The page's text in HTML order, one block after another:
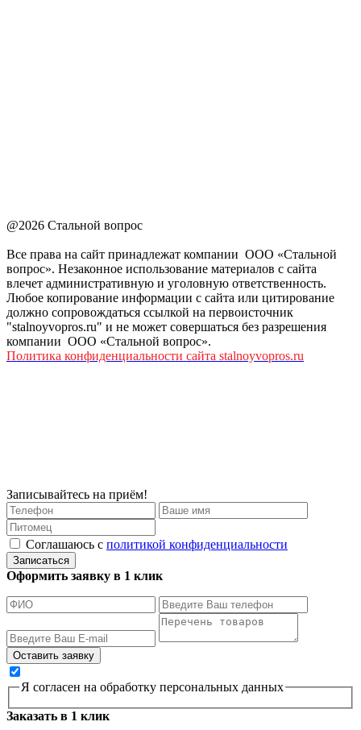
@2026 Стальной вопрос
Все права на сайт принадлежат компании ООО «Стальной
вопрос». Незаконное использование материалов с сайта
влечет административную и уголовную ответственность.
Любое копирование информации с сайта или цитирование
должно сопровождаться ссылкой на первоисточник
"stalnoyvopros.ru" и не может совершаться без разрешения
компании ООО «Стальной вопрос».
Политика конфиденциальности сайта stalnoyvopros.ru
Записывайтесь на приём!
Соглашаюсь с политикой конфиденциальности
Записаться
Оформить заявку в 1 клик
Я согласен на обработку персональных данных
Заказать в 1 клик